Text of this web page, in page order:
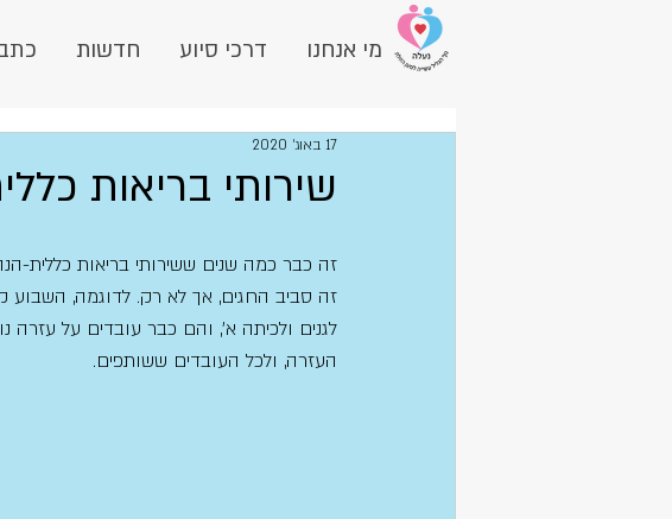
מי אנחנו דרכי סיוע חדשות
שירותי בריאות
17 באוג׳ 2020
זה כבר כמה שנים ששירותי בריאות כללית-
זה סביב החגים, אך לא רק. לדוגמה, השבוע
לגנים ולכיתה א', והם כבר עובדים על
העזרה, ולכל העובדים ששותפים.